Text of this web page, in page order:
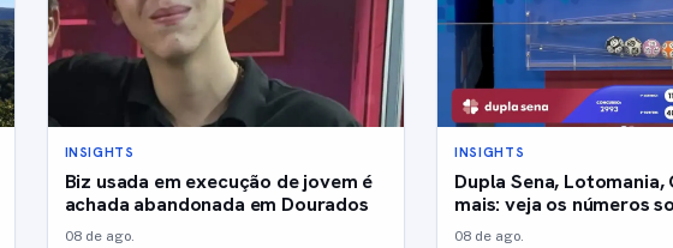
INSIGHTS
Biz usada em execução de jovem é
achada abandonada em Dourados
08 de ago.
INSIGHTS
Dupla Sena, Lotomania,
mais: veja os números
08 de ago.